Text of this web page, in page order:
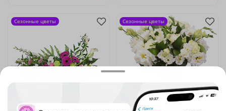
Сезонные цветы Сезонные цветы